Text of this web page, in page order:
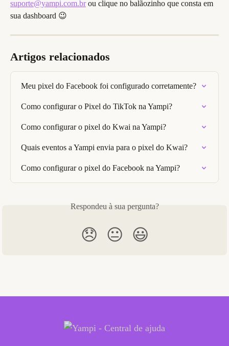
suporte@yampi.com.br ou clique no balãozinho que consta em
sua dashboard 😉
Artigos relacionados
Meu pixel do Facebook foi configurado corretamente?
Como configurar o Pixel do TikTok na Yampi?
Como configurar o pixel do Kwai na Yampi?
Quais eventos a Yampi envia para o pixel do Kwai?
Como configurar o pixel do Facebook na Yampi?
Respondeu à sua pergunta?
😞 😐 😃